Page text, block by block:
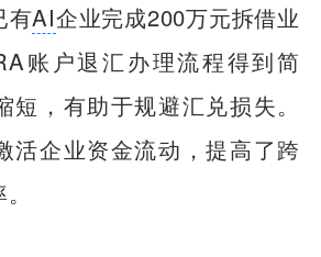
有AI企业完成200万元拆借业
账户退汇办理流程得到简
短，有助于规避汇兑损失。
活企业资金流动，提高了跨